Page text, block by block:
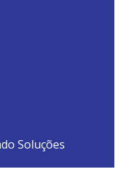
Soluções